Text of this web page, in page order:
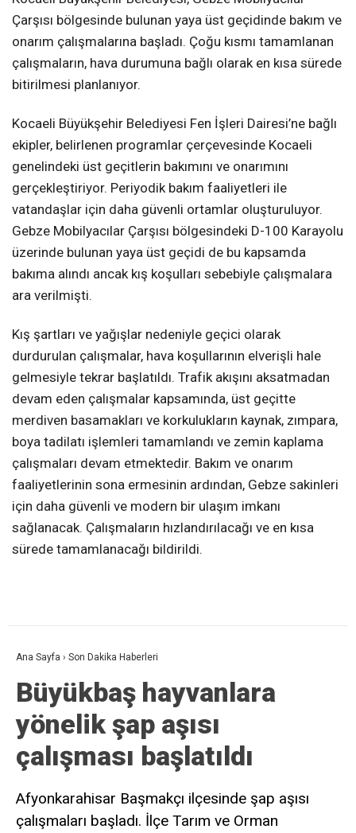
Çarşısı bölgesinde bulunan yaya üst geçidinde bakım ve
onarım çalışmalarına başladı. Çoğu kısmı tamamlanan
çalışmaların, hava durumuna bağlı olarak en kısa sürede
bitirilmesi planlanıyor.
Kocaeli Büyükşehir Belediyesi Fen İşleri Dairesi’ne bağlı
ekipler, belirlenen programlar çerçevesinde Kocaeli
genelindeki üst geçitlerin bakımını ve onarımını
gerçekleştiriyor. Periyodik bakım faaliyetleri ile
vatandaşlar için daha güvenli ortamlar oluşturuluyor.
Gebze Mobilyacılar Çarşısı bölgesindeki D-100 Karayolu
üzerinde bulunan yaya üst geçidi de bu kapsamda
bakıma alındı ancak kış koşulları sebebiyle çalışmalara
ara verilmişti.
Kış şartları ve yağışlar nedeniyle geçici olarak
durdurulan çalışmalar, hava koşullarının elverişli hale
gelmesiyle tekrar başlatıldı. Trafik akışını aksatmadan
devam eden çalışmalar kapsamında, üst geçitte
merdiven basamakları ve korkulukların kaynak, zımpara,
boya tadilatı işlemleri tamamlandı ve zemin kaplama
çalışmaları devam etmektedir. Bakım ve onarım
faaliyetlerinin sona ermesinin ardından, Gebze sakinleri
için daha güvenli ve modern bir ulaşım imkanı
sağlanacak. Çalışmaların hızlandırılacağı ve en kısa
sürede tamamlanacağı bildirildi.
Ana Sayfa › Son Dakika Haberleri
Büyükbaş hayvanlara
yönelik şap aşısı
çalışması başlatıldı
Afyonkarahisar Başmakçı ilçesinde şap aşısı
çalışmaları başladı. İlçe Tarım ve Orman